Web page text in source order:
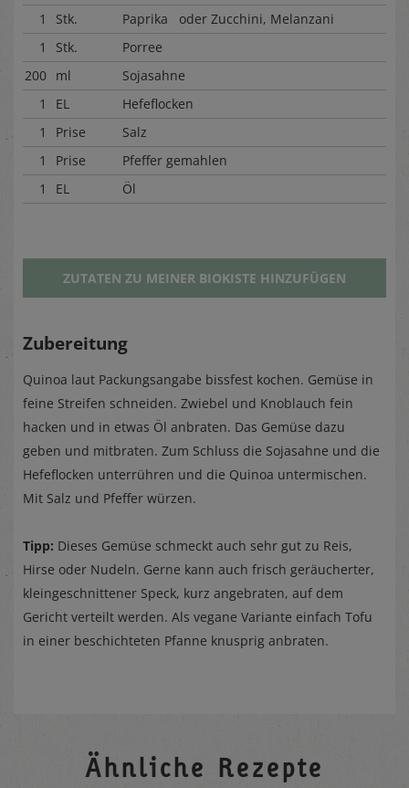
1
Stk.
Paprika oder Zucchini, Melanzani
1
Stk.
Porree
200 ml
Sojasahne
1
EL
Hefeflocken
1
Prise
Salz
1
Prise
Pfeffer gemahlen
1
EL Öl
ZUTATEN ZU MEINER BIOKISTE HINZUFÜGEN
Zubereitung
Quinoa laut Packungsangabe bissfest kochen. Gemüse in
feine Streifen schneiden. Zwiebel und Knoblauch fein
hacken und in etwas Öl anbraten. Das Gemüse dazu
geben und mitbraten. Zum Schluss die Sojasahne und die
Hefeflocken unterrühren und die Quinoa untermischen.
Mit Salz und Pfeffer würzen.
Tipp: Dieses Gemüse schmeckt auch sehr gut zu Reis,
Hirse oder Nudeln. Gerne kann auch frisch geräucherter,
kleingeschnittener Speck, kurz angebraten, auf dem
Gericht verteilt werden. Als vegane Variante einfach Tofu
in einer beschichteten Pfanne knusprig anbraten.
Ähnliche Rezepte